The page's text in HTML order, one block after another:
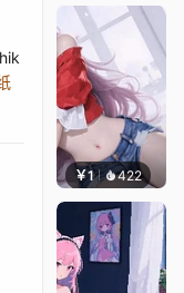
￥1 422渔小小